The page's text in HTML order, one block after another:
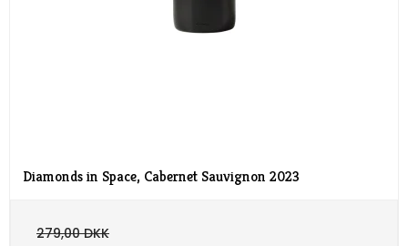
Diamonds in Space, Cabernet Sauvignon 2023
279,00 DKK